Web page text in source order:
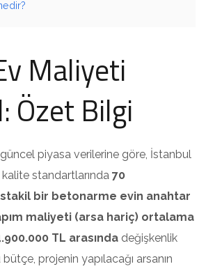
Maliyeti
Özet Bilgi
güncel piyasa verilerine göre, İstanbul
standartlarında 70
bir betonarme evin anahtar
maliyeti (arsa hariç) ortalama
TL arasında değişkenlik
projenin yapılacağı arsanın